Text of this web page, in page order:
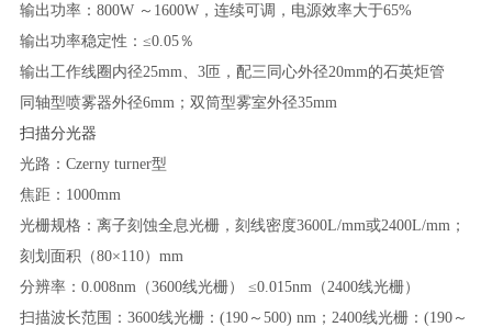
输出功率： 800W ～1600W，连续可调，电源效率大于65%
输出功率稳定性： ≤0.05％
输出工作线圈内径25mm、3匝，配三同心外径20mm的石英炬管
同轴型喷雾器外径6mm；双筒型雾室外径35mm
扫描分光器
光路： Czerny turner型
焦距： 1000mm
光栅规格：离子刻蚀全息光栅，刻线密度3600L/mm或2400L/mm；
刻划面积（80×110）mm
分辨率： 0.008nm（3600线光栅） ≤0.015nm（2400线光栅）
扫描波长范围： 3600线光栅：(190～500) nm；2400线光栅：(190～